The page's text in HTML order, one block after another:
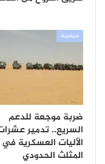
سياسية
ضربة موجعة للدعم
السريع.. تدمير
الآليات العسكرية في
المثلث الحدودي